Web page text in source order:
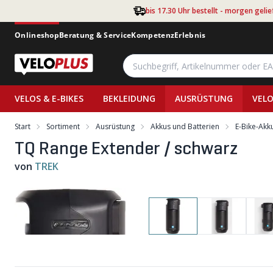
bis 17.30 Uhr bestellt - morgen
OnlineshopBeratung & ServiceKompetenzErlebnis
VELOS & E-BIKES BEKLEIDUNG AUSRÜSTUNG
Start Sortiment Ausrüstung Akkus und Batterien E-Bike-
TQ Range Extender / schwarz
von TREK